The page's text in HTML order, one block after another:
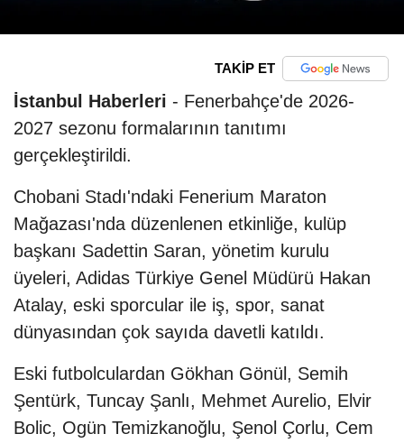
TAKİP ET
İstanbul Haberleri - Fenerbahçe'de 2026-
2027 sezonu formalarının tanıtımı
gerçekleştirildi.
Chobani Stadı'ndaki Fenerium Maraton
Mağazası'nda düzenlenen etkinliğe, kulüp
başkanı Sadettin Saran, yönetim kurulu
üyeleri, Adidas Türkiye Genel Müdürü Hakan
Atalay, eski sporcular ile iş, spor, sanat
dünyasından çok sayıda davetli katıldı.
Eski futbolculardan Gökhan Gönül, Semih
Şentürk, Tuncay Şanlı, Mehmet Aurelio, Elvir
Bolic, Ogün Temizkanoğlu, Şenol Çorlu, Cem